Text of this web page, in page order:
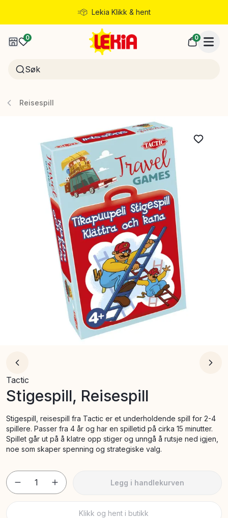
Lekia Klikk & hent
Rask levering
0 0
Reisespill
Tactic
Stigespill, Reisespill
Stigespill, reisespill fra Tactic er et underholdende spill for 2-4
spillere. Passer fra 4 år og har en spilletid på cirka 15 minutter.
Spillet går ut på å klatre opp stiger og unngå å rutsje ned igjen,
noe som skaper spenning og strategiske valg.
1 Legg i handlekurven
Klikk og hent i butikk